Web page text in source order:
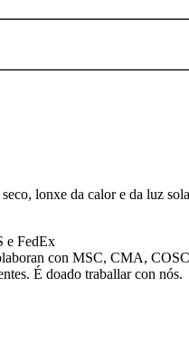
lonxe da calor e da luz
e FedEx
con MSC, CMA,
É doado traballar con nós.